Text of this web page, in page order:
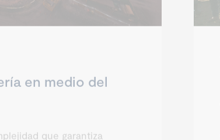
en medio del
que garantiza